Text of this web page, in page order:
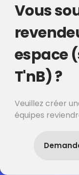
Vous
espace
T'nB) ?
Veuillez créer
équipes